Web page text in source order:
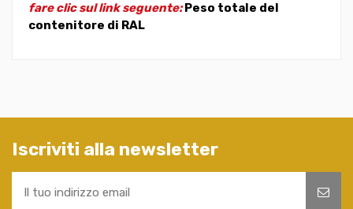
fare clic sul link seguente:Peso totale del
contenitore di RAL
Iscriviti alla newsletter